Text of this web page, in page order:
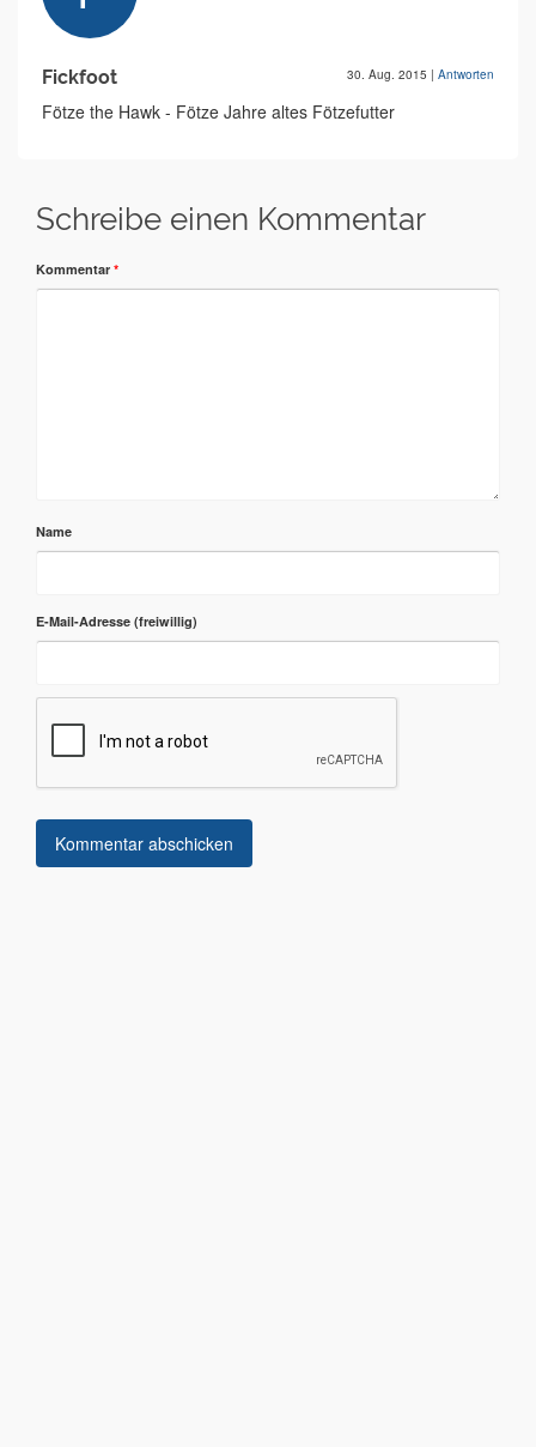
Fickfoot 30. Aug. 2015 | Antworten
Fötze the Hawk - Fötze Jahre altes Fötzefutter
Schreibe einen Kommentar
Kommentar *
Name
E-Mail-Adresse